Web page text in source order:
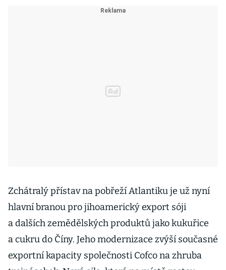
Zchátralý přístav na pobřeží Atlantiku je už nyní
hlavní branou pro jihoamerický export sóji
a dalších zemědělských produktů jako kukuřice
a cukru do Číny. Jeho modernizace zvýší současné
exportní kapacity společnosti Cofco na zhruba